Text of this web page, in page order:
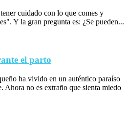
cuidado con lo que comes y
Y la gran pregunta es: ¿Se pueden...
el parto
ha vivido en un auténtico paraíso
Ahora no es extraño que sienta miedo